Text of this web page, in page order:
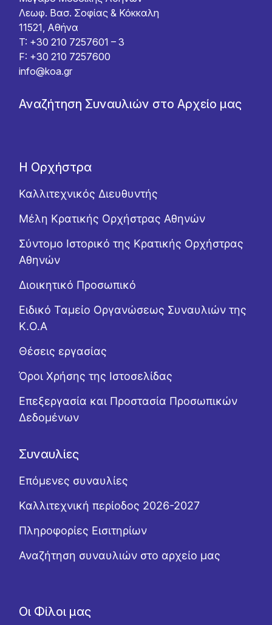
Λεωφ. Βασ. Σοφίας & Κόκκαλη
11521, Αθήνα
T: +30 210 7257601 – 3
F: +30 210 7257600
info@koa.gr
Αναζήτηση Συναυλιών στο Αρχείο μας
Η Ορχήστρα
Καλλιτεχνικός Διευθυντής
Μέλη Κρατικής Ορχήστρας Αθηνών
Σύντομο Ιστορικό της Κρατικής Ορχήστρας
Αθηνών
Διοικητικό Προσωπικό
Ειδικό Ταμείο Οργανώσεως Συναυλιών της
Κ.Ο.Α
Θέσεις εργασίας
Όροι Χρήσης της Ιστοσελίδας
Επεξεργασία και Προστασία Προσωπικών
Δεδομένων
Συναυλίες
Επόμενες συναυλίες
Καλλιτεχνική περίοδος 2026-2027
Πληροφορίες Εισιτηρίων
Αναζήτηση συναυλιών στο αρχείο μας
Οι Φίλοι μας